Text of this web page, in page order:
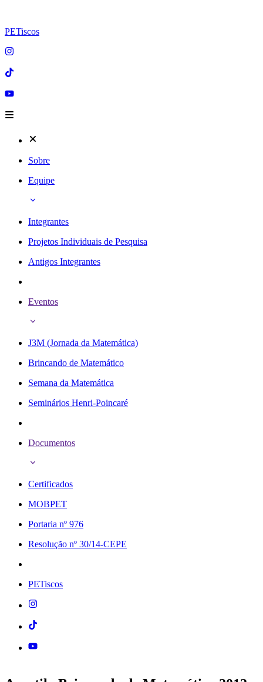
PETiscos
Sobre
Equipe
Integrantes
Projetos Individuais de Pesquisa
Antigos Integrantes
Eventos
J3M (Jornada da Matemática)
Brincando de Matemático
Semana da Matemática
Seminários Henri-Poincaré
Documentos
Certificados
MOBPET
Portaria nº 976
Resolução nº 30/14-CEPE
PETiscos